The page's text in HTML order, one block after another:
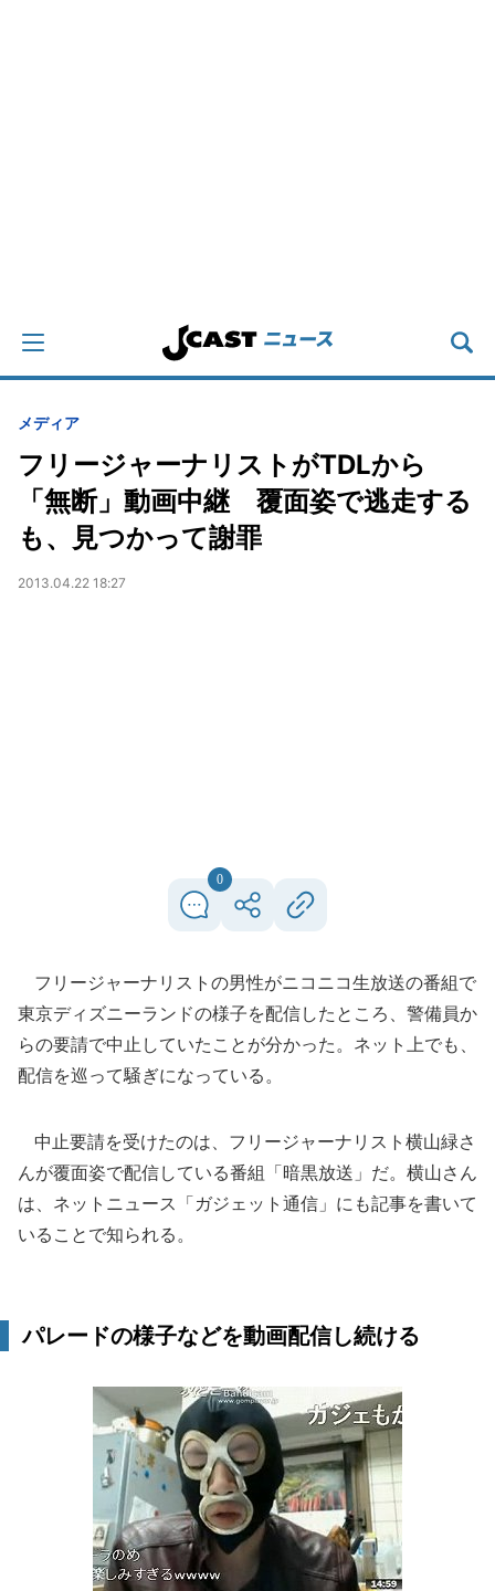
メディア
フリージャーナリストがTDLから
「無断」動画中継 覆面姿で逃走する
も、見つかって謝罪
2013.04.22 18:27
0
フリージャーナリストの男性がニコニコ生放送の番組で
東京ディズニーランドの様子を配信したところ、警備員か
らの要請で中止していたことが分かった。ネット上でも、
配信を巡って騒ぎになっている。
中止要請を受けたのは、フリージャーナリスト横山緑さ
んが覆面姿で配信している番組「暗黒放送」だ。横山さん
は、ネットニュース「ガジェット通信」にも記事を書いて
いることで知られる。
パレードの様子などを動画配信し続ける